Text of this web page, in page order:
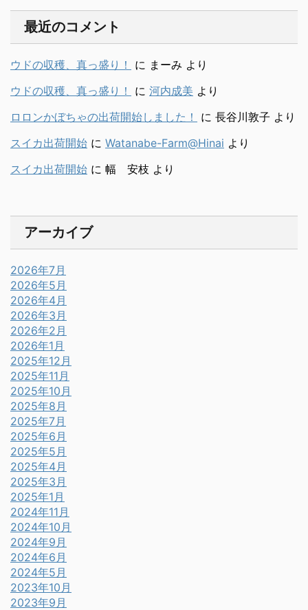
最近のコメント
ウドの収穫、真っ盛り！ に まーみ より
ウドの収穫、真っ盛り！
に 河内成美 より
ロロンかぼちゃの出荷開始しました！
に 長谷川敦子 より
スイカ出荷開始 に Watanabe-Farm@Hinai より
スイカ出荷開始 に 幅 安枝 より
アーカイブ
2026年7月
2026年5月
2026年4月
2026年3月
2026年2月
2026年1月
2025年12月
2025年11月
2025年10月
2025年8月
2025年7月
2025年6月
2025年5月
2025年4月
2025年3月
2025年1月
2024年11月
2024年10月
2024年9月
2024年6月
2024年5月
2023年10月
2023年9月